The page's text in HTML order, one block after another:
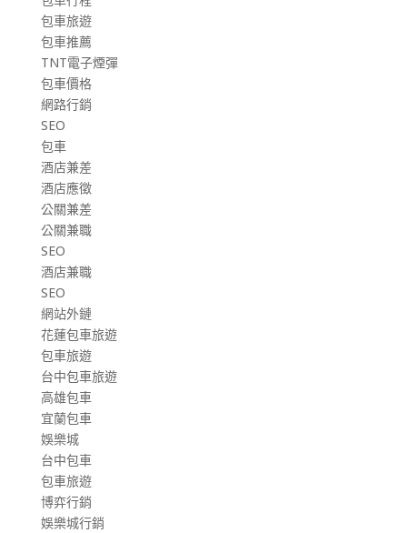
包車旅遊
包車推薦
TNT電子煙彈
包車價格
網路行銷
SEO
包車
酒店兼差
酒店應徵
公關兼差
公關兼職
SEO
酒店兼職
SEO
網站外鏈
花蓮包車旅遊
包車旅遊
台中包車旅遊
高雄包車
宜蘭包車
娛樂城
台中包車
包車旅遊
博弈行銷
娛樂城行銷